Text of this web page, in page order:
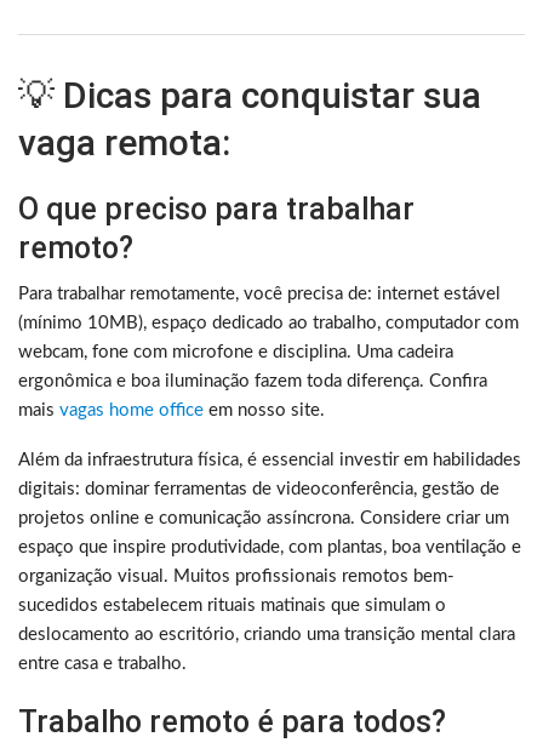
💡 Dicas para conquistar sua
vaga remota:
O que preciso para trabalhar
remoto?
Para trabalhar remotamente, você precisa de: internet estável
(mínimo 10MB), espaço dedicado ao trabalho, computador com
webcam, fone com microfone e disciplina. Uma cadeira
ergonômica e boa iluminação fazem toda diferença. Confira
mais vagas home office em nosso site.
Além da infraestrutura física, é essencial investir em habilidades
digitais: dominar ferramentas de videoconferência, gestão de
projetos online e comunicação assíncrona. Considere criar um
espaço que inspire produtividade, com plantas, boa ventilação e
organização visual. Muitos profissionais remotos bem-
sucedidos estabelecem rituais matinais que simulam o
deslocamento ao escritório, criando uma transição mental clara
entre casa e trabalho.
Trabalho remoto é para todos?